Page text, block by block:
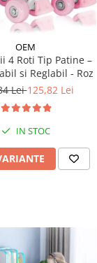
OEM
4 Roti Tip Patine –
si Reglabil - Roz
Lei125,82 Lei
IN STOC